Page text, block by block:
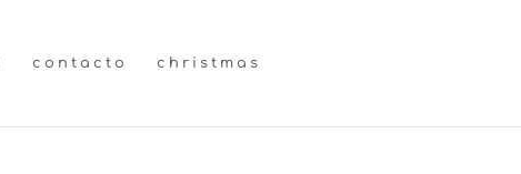
contacto christmas